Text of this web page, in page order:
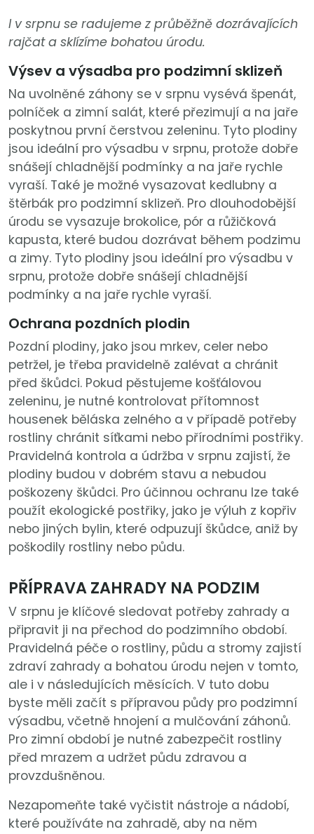
I v srpnu se radujeme z průběžně dozrávajících
rajčat a sklízíme bohatou úrodu.
Výsev a výsadba pro podzimní sklizeň
Na uvolněné záhony se v srpnu vysévá špenát,
polníček a zimní salát, které přezimují a na jaře
poskytnou první čerstvou zeleninu. Tyto plodiny
jsou ideální pro výsadbu v srpnu, protože dobře
snášejí chladnější podmínky a na jaře rychle
vyraší. Také je možné vysazovat kedlubny a
štěrbák pro podzimní sklizeň. Pro dlouhodobější
úrodu se vysazuje brokolice, pór a růžičková
kapusta, které budou dozrávat během podzimu
a zimy. Tyto plodiny jsou ideální pro výsadbu v
srpnu, protože dobře snášejí chladnější
podmínky a na jaře rychle vyraší.
Ochrana pozdních plodin
Pozdní plodiny, jako jsou mrkev, celer nebo
petržel, je třeba pravidelně zalévat a chránit
před škůdci. Pokud pěstujeme košťálovou
zeleninu, je nutné kontrolovat přítomnost
housenek běláska zelného a v případě potřeby
rostliny chránit síťkami nebo přírodními postřiky.
Pravidelná kontrola a údržba v srpnu zajistí, že
plodiny budou v dobrém stavu a nebudou
poškozeny škůdci. Pro účinnou ochranu lze také
použít ekologické postřiky, jako je výluh z kopřiv
nebo jiných bylin, které odpuzují škůdce, aniž by
poškodily rostliny nebo půdu.
PŘÍPRAVA ZAHRADY NA PODZIM
V srpnu je klíčové sledovat potřeby zahrady a
připravit ji na přechod do podzimního období.
Pravidelná péče o rostliny, půdu a stromy zajistí
zdraví zahrady a bohatou úrodu nejen v tomto,
ale i v následujících měsících. V tuto dobu
byste měli začít s přípravou půdy pro podzimní
výsadbu, včetně hnojení a mulčování záhonů.
Pro zimní období je nutné zabezpečit rostliny
před mrazem a udržet půdu zdravou a
provzdušněnou.
Nezapomeňte také vyčistit nástroje a nádobí,
které používáte na zahradě, aby na něm